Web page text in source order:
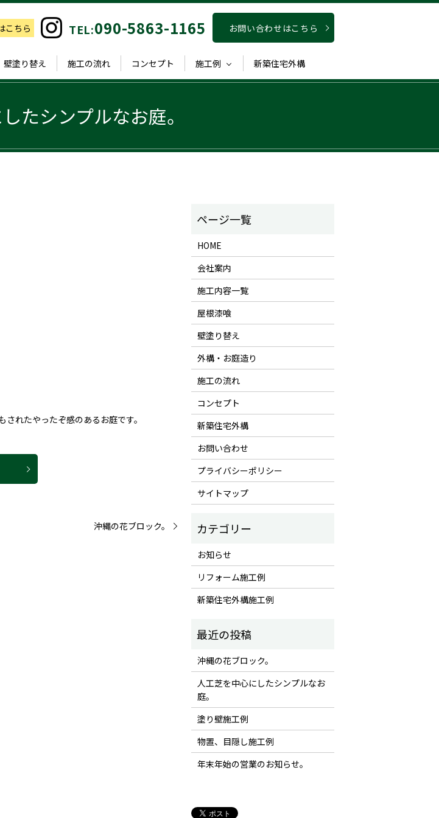
壁塗り替え 施工の流れ コンセプト 施工例 新築住宅外構
こちら TEL:090-5863-1165 お問い合わせはこちら
たシンプルなお庭。
れたやったぞ感のあるお庭です。
沖縄の花ブロック。
HOME
会社案内
施工内容一覧
屋根漆喰
壁塗り替え
外構・お庭造り
施工の流れ
コンセプト
新築住宅外構
お問い合わせ
プライバシーポリシー
サイトマップ
お知らせ
リフォーム施工例
新築住宅外構施工例
沖縄の花ブロック。
人工芝を中心にしたシンプルなお
庭。
塗り壁施工例
物置、目隠し施工例
年末年始の営業のお知らせ。